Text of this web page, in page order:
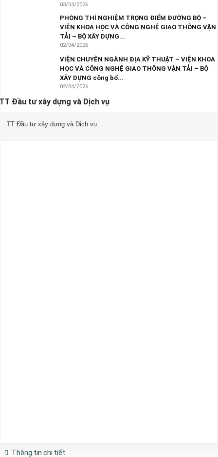
03/04/2026
PHÒNG THÍ NGHIỆM TRỌNG ĐIỂM ĐƯỜNG BỘ –
VIỆN KHOA HỌC VÀ CÔNG NGHỆ GIAO THÔNG VẬN
TẢI – BỘ XÂY DỰNG...
02/04/2026
VIỆN CHUYÊN NGÀNH ĐỊA KỸ THUẬT – VIỆN KHOA
HỌC VÀ CÔNG NGHỆ GIAO THÔNG VẬN TẢI – BỘ
XÂY DỰNG công bố...
02/04/2026
Đầu tư xây dựng và Dịch vụ
TT Đầu tư xây dựng và Dịch vụ
Thông tin chi tiết